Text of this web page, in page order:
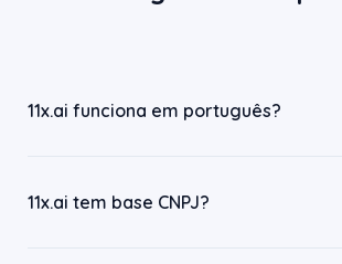
11x.ai funciona em português?
11x.ai tem base CNPJ?